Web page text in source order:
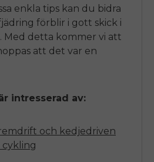
enkla tips kan du bidra
förblir i gott skick i
Med detta kommer vi att
att det var en
intresserad av:
och kedjedriven
cykling